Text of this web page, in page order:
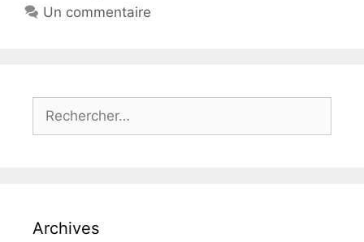
Un commentaire
Rechercher :
Archives